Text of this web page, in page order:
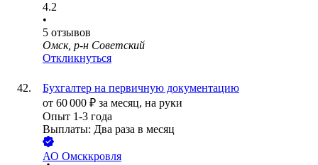
4.2
•
5 отзывов
Омск, р-н Советский
Откликнуться
Бухгалтер на первичную документацию
от 60 000 ₽ за месяц, на руки
Опыт 1-3 года
Выплаты: Два раза в месяц
АО Омсккровля